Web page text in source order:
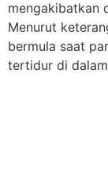
mengakibatkan
Menurut
bermula saat
tertidur di